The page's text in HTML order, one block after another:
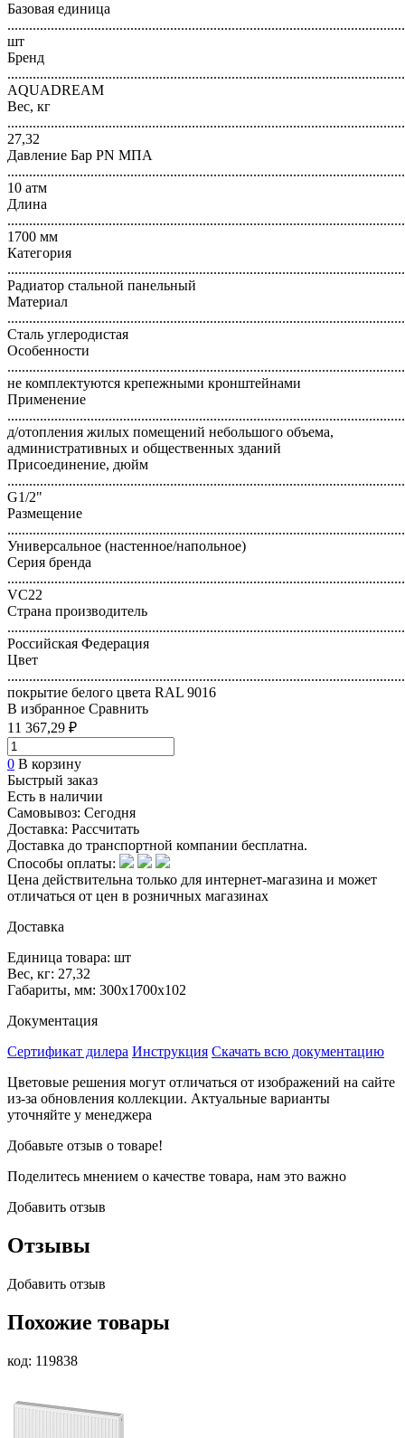
Базовая единица
шт
Бренд
AQUADREAM
Вес, кг
27,32
Давление Бар PN МПА
10 атм
Длина
1700 мм
Категория
Радиатор стальной панельный
Материал
Сталь углеродистая
Особенности
не комплектуются крепежными кронштейнами
Применение
д/отопления жилых помещений небольшого объема,
административных и общественных зданий
Присоединение, дюйм
G1/2"
Размещение
Универсальное (настенное/напольное)
Серия бренда
VC22
Страна производитель
Российская Федерация
Цвет
покрытие белого цвета RAL 9016
В избранное Сравнить
11 367,29 ₽
0 В корзину
Быстрый заказ
Есть в наличии
Самовывоз: Сегодня
Доставка: Рассчитать
Доставка до транспортной компании бесплатна.
Способы оплаты:
Цена действительна только для интернет-магазина и может
отличаться от цен в розничных магазинах
Доставка
Единица товара: шт
Вес, кг: 27,32
Габариты, мм: 300х1700х102
Документация
Сертификат дилера Инструкция Скачать всю документацию
Цветовые решения могут отличаться от изображений на сайте
из-за обновления коллекции. Актуальные варианты
уточняйте у менеджера
Добавьте отзыв о товаре!
Поделитесь мнением о качестве товара, нам это важно
Добавить отзыв
Отзывы
Добавить отзыв
Похожие товары
код: 119838